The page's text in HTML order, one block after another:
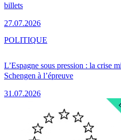
billets
27.07.2026
L’Espagne sous pression : la crise
Schengen à l’épreuve
31.07.2026
POLITIQUE